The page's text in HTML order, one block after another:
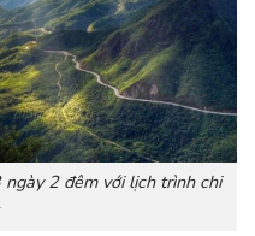
2 đêm với lịch trình chi